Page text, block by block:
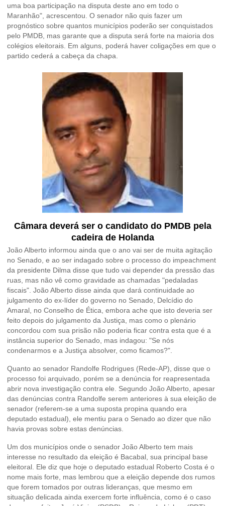
uma boa participação na disputa deste ano em todo o
Maranhão", acrescentou. O senador não quis fazer um
prognóstico sobre quantos municípios poderão ser conquistados
pelo PMDB, mas garante que a disputa será forte na maioria dos
colégios eleitorais. Em alguns, poderá haver coligações em que o
partido cederá a cabeça da chapa.
Câmara deverá ser o candidato do PMDB pela
cadeira de Holanda
João Alberto informou ainda que o ano vai ser de muita agitação
no Senado, e ao ser indagado sobre o processo do impeachment
da presidente Dilma disse que tudo vai depender da pressão das
ruas, mas não vê como gravidade as chamadas "pedaladas
fiscais". João Alberto disse ainda que dará continuidade ao
julgamento do ex-líder do governo no Senado, Delcídio do
Amaral, no Conselho de Ética, embora ache que isto deveria ser
feito depois do julgamento da Justiça, mas como o plenário
concordou com sua prisão não poderia ficar contra esta que é a
instância superior do Senado, mas indagou: "Se nós
condenarmos e a Justiça absolver, como ficamos?".
Quanto ao senador Randolfe Rodrigues (Rede-AP), disse que o
processo foi arquivado, porém se a denúncia for reapresentada
abrir nova investigação contra ele. Segundo João Alberto, apesar
das denúncias contra Randolfe serem anteriores à sua eleição de
senador (referem-se a uma suposta propina quando era
deputado estadual), ele mentiu para o Senado ao dizer que não
havia provas sobre estas denúncias.
Um dos municípios onde o senador João Alberto tem mais
interesse no resultado da eleição é Bacabal, sua principal base
eleitoral. Ele diz que hoje o deputado estadual Roberto Costa é o
nome mais forte, mas lembrou que a eleição depende dos rumos
que forem tomados por outras lideranças, que mesmo em
situação delicada ainda exercem forte influência, como é o caso